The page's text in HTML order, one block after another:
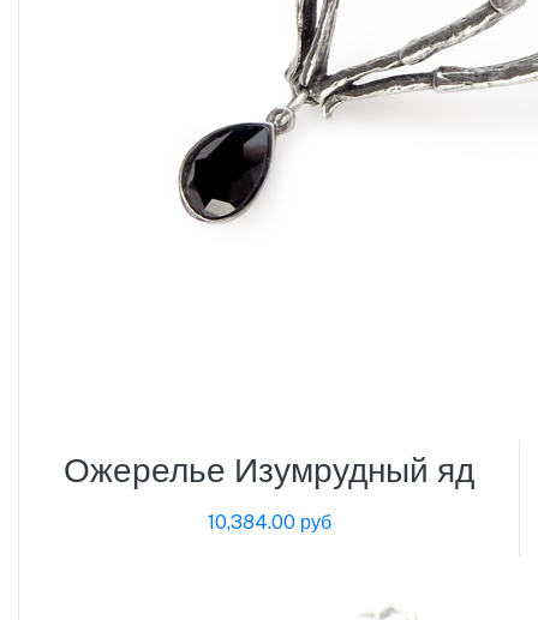
Ожерелье Изумрудный яд
10,384.00 руб